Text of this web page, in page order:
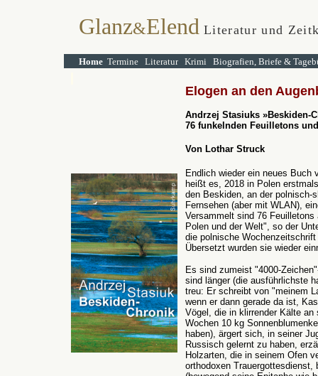
Glanz&Elend Literatur und
Home Termine Literatur Krimi Biografien, Briefe &
Elogen an den
Andrzej Stasiuks »Beskiden-
76 funkelnden Feuilletons
Von Lothar Struck
Endlich wieder ein neues Buch
heißt es, 2018 in Polen
den Beskiden, an der polnisch-
Fernsehen (aber mit WLAN),
Versammelt sind 76
Polen und der Welt", so der
die polnische
Übersetzt wurden sie wieder
Es sind zumeist "4000-
sind länger (die ausführlichste
treu: Er schreibt von "meinem
wenn er dann gerade da ist,
Vögel, die in klirrender Kälte an
Wochen 10 kg
haben), ärgert sich, in seiner
Russisch gelernt zu haben,
Holzarten, die in seinem Ofen
orthodoxen